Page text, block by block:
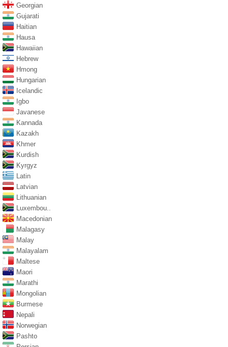
Georgian
Gujarati
Haitian
Hausa
Hawaiian
Hebrew
Hmong
Hungarian
Icelandic
Igbo
Javanese
Kannada
Kazakh
Khmer
Kurdish
Kyrgyz
Latin
Latvian
Lithuanian
Luxembou..
Macedonian
Malagasy
Malay
Malayalam
Maltese
Maori
Marathi
Mongolian
Burmese
Nepali
Norwegian
Pashto